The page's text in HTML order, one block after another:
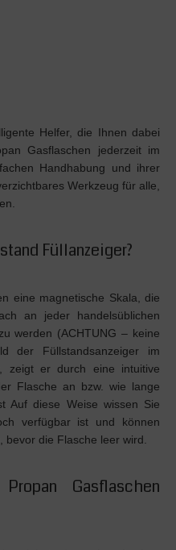
Helfer, die Ihnen dabei
Gasflaschen jederzeit im
Handhabung und ihrer
Werkzeug für alle,
Füllanzeiger?
eine magnetische Skala, die
an jeder handelsüblichen
werden (ACHTUNG – keine
der Füllstandsanzeiger im
zeigt er durch eine intuitive
Flasche an bzw. wie lange
Auf diese Weise wissen Sie
verfügbar ist und können
die Flasche leer wird.
Gasflaschen